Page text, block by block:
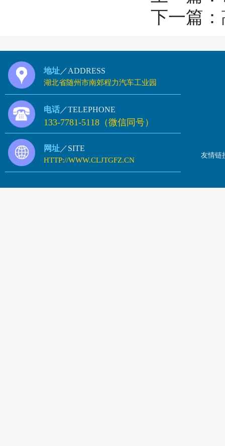
下一篇：
地址 ／ADDRESS
湖北省随州市南郊程力汽车工业园
电话 ／TELEPHONE
133-7781-5118（微信同号）
网址 ／SITE
HTTP://WWW.CLJTGFZ.CN
友情链